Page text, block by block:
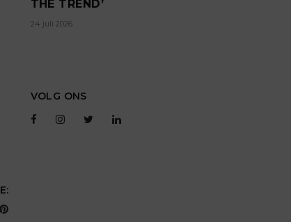
THE TREND’
24 juli 2026
VOLG ONS